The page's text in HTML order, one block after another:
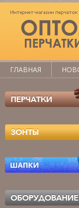
ГЛАВНАЯ